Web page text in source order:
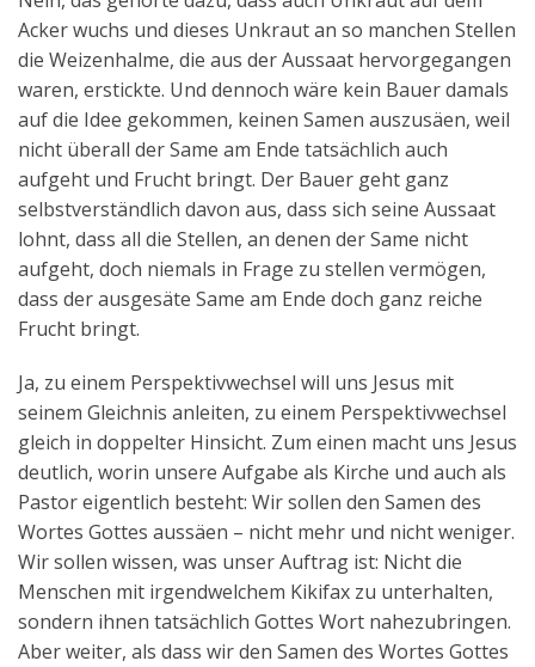
Acker wuchs und dieses Unkraut an so manchen Stellen
die Weizenhalme, die aus der Aussaat hervorgegangen
waren, erstickte. Und dennoch wäre kein Bauer damals
auf die Idee gekommen, keinen Samen auszusäen, weil
nicht überall der Same am Ende tatsächlich auch
aufgeht und Frucht bringt. Der Bauer geht ganz
selbstverständlich davon aus, dass sich seine Aussaat
lohnt, dass all die Stellen, an denen der Same nicht
aufgeht, doch niemals in Frage zu stellen vermögen,
dass der ausgesäte Same am Ende doch ganz reiche
Frucht bringt.
Ja, zu einem Perspektivwechsel will uns Jesus mit
seinem Gleichnis anleiten, zu einem Perspektivwechsel
gleich in doppelter Hinsicht. Zum einen macht uns Jesus
deutlich, worin unsere Aufgabe als Kirche und auch als
Pastor eigentlich besteht: Wir sollen den Samen des
Wortes Gottes aussäen – nicht mehr und nicht weniger.
Wir sollen wissen, was unser Auftrag ist: Nicht die
Menschen mit irgendwelchem Kikifax zu unterhalten,
sondern ihnen tatsächlich Gottes Wort nahezubringen.
Aber weiter, als dass wir den Samen des Wortes Gottes